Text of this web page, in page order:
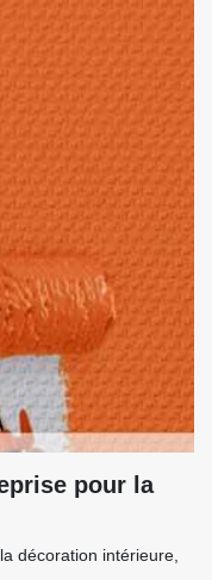
pour la
décoration intérieure,